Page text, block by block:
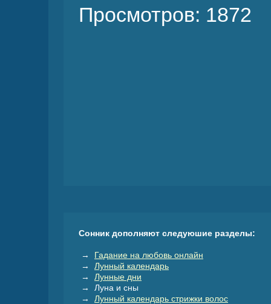
Просмотров: 1872
Сонник дополняют следуюшие разделы:
→ Гадание на любовь онлайн
→ Лунный календарь
→ Лунные дни
→ Луна и сны
→ Лунный календарь стрижки волос